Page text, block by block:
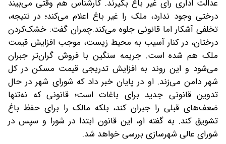
عدالت اداری رأی غیر باغ بگیرند. کارشناس هم وقتی می‌بیند
درختی وجود ندارد، ملک را غیر باغ اعلام می‌کند؛ در نتیجه،
تخلفی آشکار اما قانونی جلوه می‌کند.چمران گفت: خشک‌‌کردن
درختان، در کنار آسیب به محیط زیست، موجب افزایش قیمت
ملک هم شده است. جریمه سنگین با فروش گران‌تر جبران
می‌شود و این روند به افزایش تدریجی قیمت مسکن در کل
شهر دامن می‌زند. او در پایان خبر داد که شورای شهر در حال
تدوین قانونی جدید برای باغات است؛ قانونی که نه‌تنها
ضعف‌های قبلی را جبران کند، بلکه مالک را برای حفظ باغ
تشویق کند. به گفته او، این قانون ابتدا در شورا و سپس در
شورای عالی شهرسازی بررسی خواهد شد.